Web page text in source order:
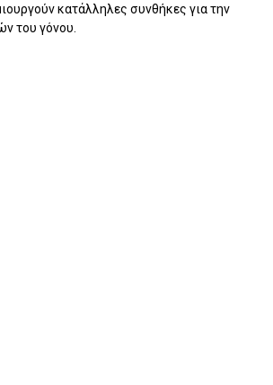
κατάλληλες συνθήκες για την
του γόνου.